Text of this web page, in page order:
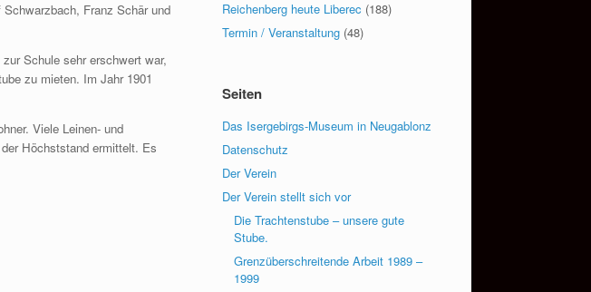
Franz Schär und
Schule sehr erschwert war,
zu mieten. Im Jahr 1901
Viele Leinen- und
Höchststand ermittelt. Es
Reichenberg heute Liberec (188)
Termin / Veranstaltung (48)
Seiten
Das Isergebirgs-Museum in Neugablonz
Datenschutz
Der Verein
Der Verein stellt sich vor
Die Trachtenstube – unsere gute
Stube.
Grenzüberschreitende Arbeit 1989 –
1999